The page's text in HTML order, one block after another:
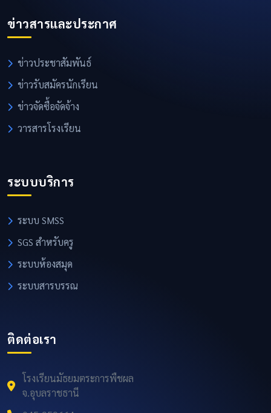
ข่าวสารและประกาศ
ข่าวประชาสัมพันธ์
ข่าวรับสมัครนักเรียน
ข่าวจัดซื้อจัดจ้าง
วารสารโรงเรียน
ระบบบริการ
ระบบ SMSS
SGS สำหรับครู
ระบบห้องสมุด
ระบบสารบรรณ
ติดต่อเรา
โรงเรียนมัธยมตระการพืชผล
จ.อุบลราชธานี